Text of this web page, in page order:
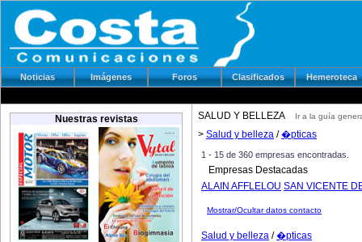
Noticias Imágenes Foros Clasificados Hemeroteca
Nuestras revistas SALUD Y BELLEZA Ir a la guía
> Salud y belleza /�pticas
1 - 15 de 360 empresas encontradas.
Empresas Destacadas
ALAIN AFFLELOU SAN VICENTE
Mostrar/Ocultar datos contacto
Salud y belleza /�pticas